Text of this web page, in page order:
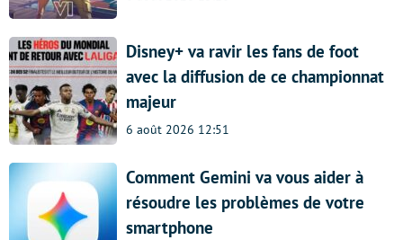
Disney+ va ravir les fans de foot
avec la diffusion de ce championnat
majeur
6 août 2026 12:51
Comment Gemini va vous aider à
résoudre les problèmes de votre
smartphone